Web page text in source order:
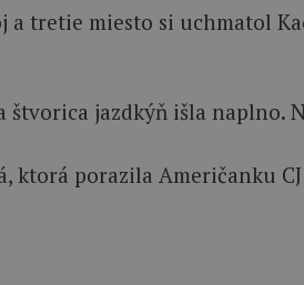
a tretie miesto si uchmatol
jazdkýň išla naplno.
ktorá porazila Američanku